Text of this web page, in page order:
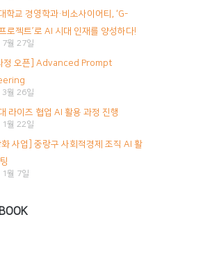
학교 경영학과·비소사이어티, ‘G-
로젝트’로 AI 시대 인재를 양성하다!
월 27일
정 오픈] Advanced Prompt
월 26일
라이즈 협업 AI 활용 과정 진행
월 22일
화 사업] 중랑구 사회적경제 조직 AI 활
월 7일